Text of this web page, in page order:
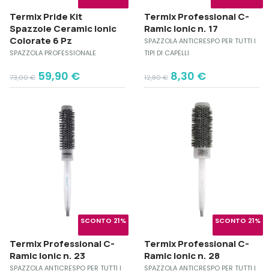
Termix Pride Kit
Spazzole Ceramic Ionic
Colorate 6 Pz
SPAZZOLA PROFESSIONALE
73,00€
Original
price
59,90 €
Current
price
Termix Professional C-
Ramic Ionic n. 17
SPAZZOLA ANTICRESPO PER TUTTI I
TIPI DI CAPELLI
12,80€
Original
price
8,30 €
Current
price
SCONTO 21%
Termix Professional C-
Ramic Ionic n. 23
SPAZZOLA ANTICRESPO PER TUTTI I
SCONTO 21%
Termix Professional C-
Ramic Ionic n. 28
SPAZZOLA ANTICRESPO PER TUTTI I